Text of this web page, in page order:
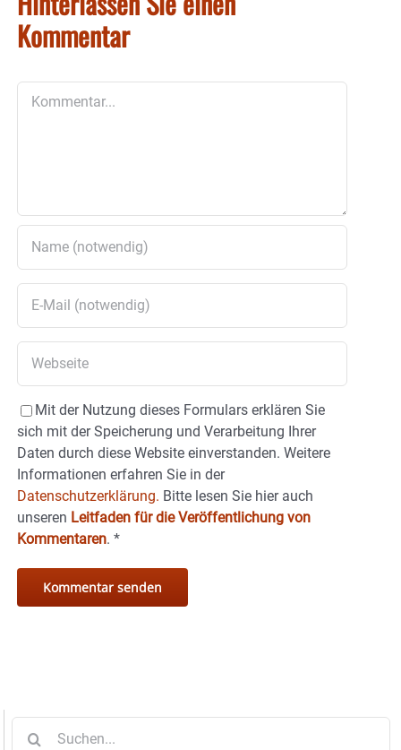
Kommentar
Mit der Nutzung dieses Formulars erklären Sie
sich mit der Speicherung und Verarbeitung Ihrer
Daten durch diese Website einverstanden. Weitere
Informationen erfahren Sie in der
Datenschutzerklärung. Bitte lesen Sie hier auch
unseren Leitfaden für die Veröffentlichung von
Kommentaren. *